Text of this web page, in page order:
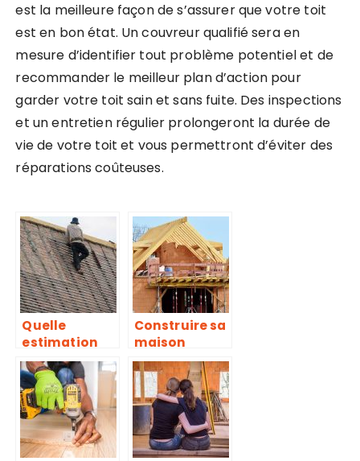
est la meilleure façon de s’assurer que votre toit
est en bon état. Un couvreur qualifié sera en
mesure d’identifier tout problème potentiel et de
recommander le meilleur plan d’action pour
garder votre toit sain et sans fuite. Des inspections
et un entretien régulier prolongeront la durée de
vie de votre toit et vous permettront d’éviter des
réparations coûteuses.
Quelle
estimation
budgetaire
pour la
renovation de
sa toiture ?
Construire sa
maison